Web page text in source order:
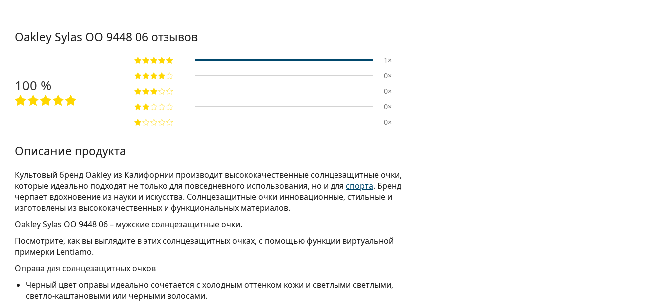
Oakley Sylas OO 9448 06 отзывов
100 %
1×
0×
0×
0×
0×
Описание продукта
Культовый бренд Oakley из Калифорнии производит высококачественные солнцезащитные очки,
которые идеально подходят не только для повседневного использования, но и для спорта. Бренд
черпает вдохновение из науки и искусства. Солнцезащитные очки инновационные, стильные и
изготовлены из высококачественных и функциональных материалов.
Oakley Sylas OO 9448 06– мужские солнцезащитные очки.
Посмотрите, как вы выглядите в этих солнцезащитных очках, с помощью функции виртуальной
примерки Lentiamo.
Оправа для солнцезащитных очков
Черный цвет оправы идеально сочетается с холодным оттенком кожи и светлыми светлыми,
светло-каштановыми или черными волосами.